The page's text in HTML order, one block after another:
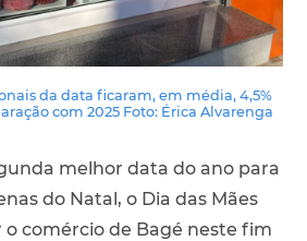
da data ficaram, em média, 4,5%
com 2025 Foto: Érica Alvarenga
melhor data do ano para
do Natal, o Dia das Mães
comércio de Bagé neste fim